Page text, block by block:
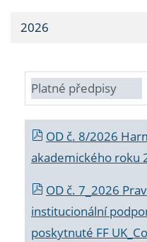
2026
Platné předpisy
OD č. 8/2026
akademického roku
OD č. 7_2026
institucionální
poskytnuté FF